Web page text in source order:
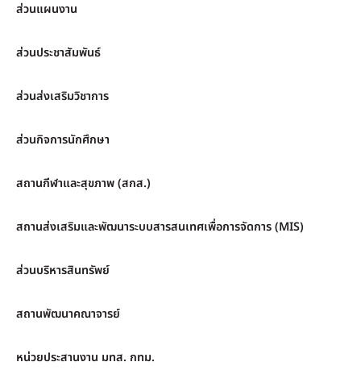
ส่วนแผนงาน
ส่วนประชาสัมพันธ์
ส่วนส่งเสริมวิชาการ
ส่วนกิจการนักศึกษา
สถานกีฬาและสุขภาพ (สกส.)
สถานส่งเสริมและพัฒนาระบบสารสนเทศเพื่อการจัดการ (MIS)
ส่วนบริหารสินทรัพย์
สถานพัฒนาคณาจารย์
หน่วยประสานงาน มทส. กทม.